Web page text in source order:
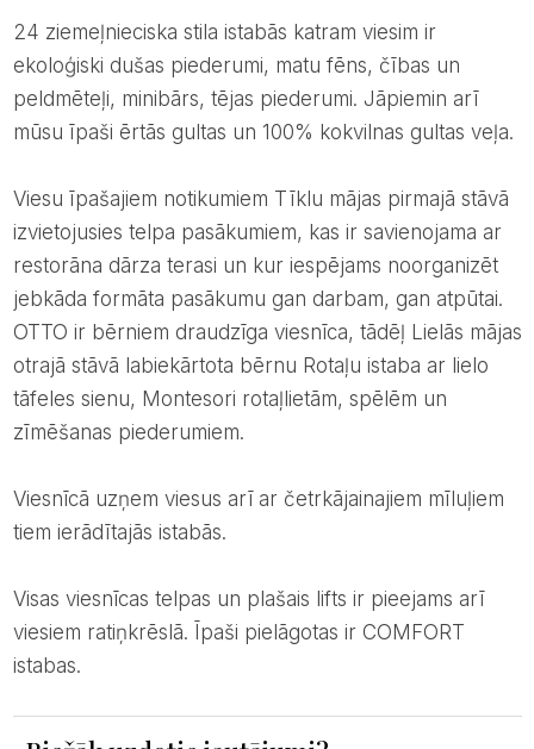
24 ziemeļnieciska stila istabās katram viesim ir
ekoloģiski dušas piederumi, matu fēns, čības un
peldmēteļi, minibārs, tējas piederumi. Jāpiemin arī
mūsu īpaši ērtās gultas un 100% kokvilnas gultas veļa.
Viesu īpašajiem notikumiem Tīklu mājas pirmajā stāvā
izvietojusies telpa pasākumiem, kas ir savienojama ar
restorāna dārza terasi un kur iespējams noorganizēt
jebkāda formāta pasākumu gan darbam, gan atpūtai.
OTTO ir bērniem draudzīga viesnīca, tādēļ Lielās mājas
otrajā stāvā labiekārtota bērnu Rotaļu istaba ar lielo
tāfeles sienu, Montesori rotaļlietām, spēlēm un
zīmēšanas piederumiem.
Viesnīcā uzņem viesus arī ar četrkājainajiem mīluļiem
tiem ierādītajās istabās.
Visas viesnīcas telpas un plašais lifts ir pieejams arī
viesiem ratiņkrēslā. Īpaši pielāgotas ir COMFORT
istabas.